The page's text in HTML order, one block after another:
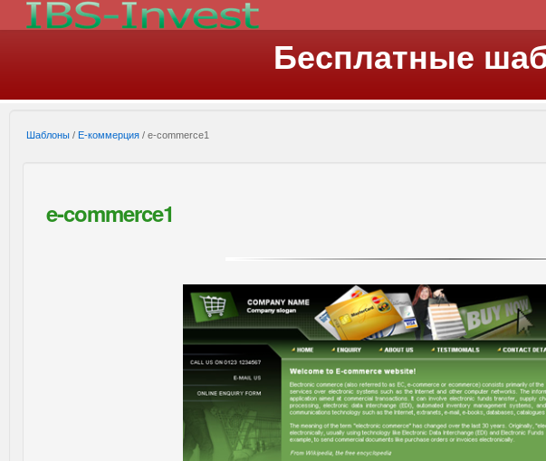
Бесплатные
Шаблоны / Е-коммерция / e-commerce1
e-commerce1